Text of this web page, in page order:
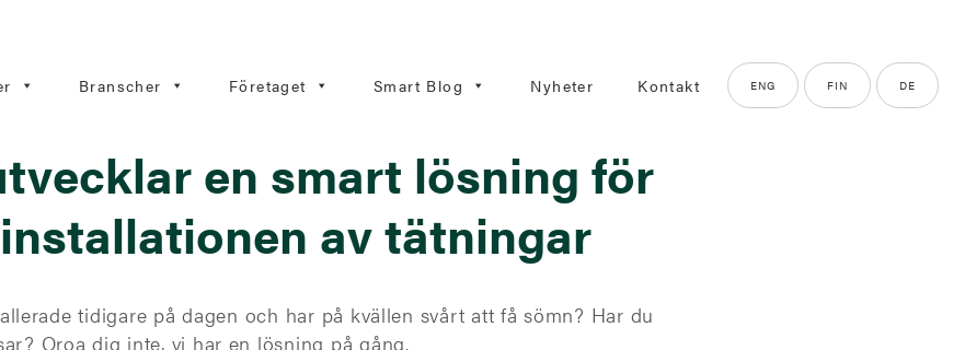
Branscher Företaget Smart Blog Nyheter Kontakt ENG FIN DE
en smart lösning för
av tätningar
tidigare på dagen och har på kvällen svårt att få sömn? Har du
Oroa dig inte, vi har en lösning på gång.